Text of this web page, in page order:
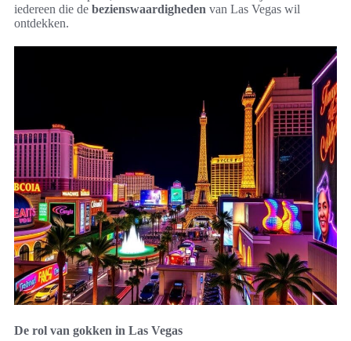
iedereen die de bezienswaardigheden van Las Vegas wil
ontdekken.
De rol van gokken in Las Vegas